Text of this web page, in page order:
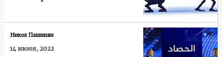
Никол Пашинян
14 июня, 2022